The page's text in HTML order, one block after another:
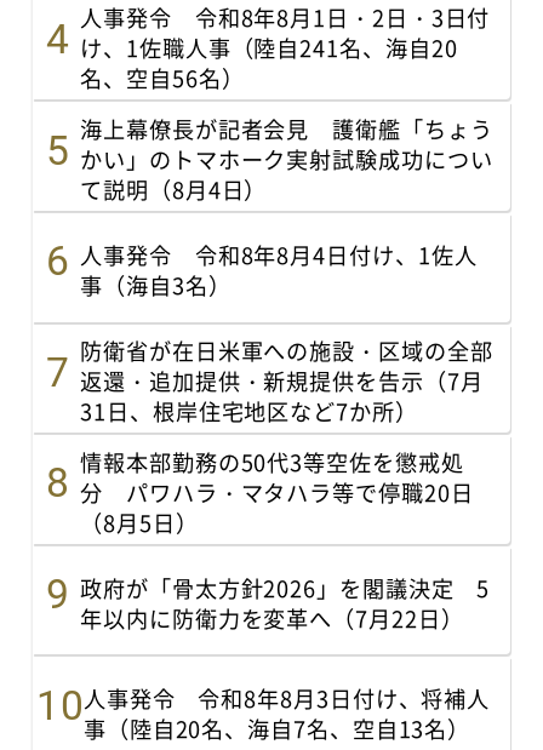
人事発令 令和8年8月1日・2日・3日付
け、1佐職人事（陸自241名、海自20
名、空自56名）
海上幕僚長が記者会見 護衛艦「ちょう
かい」のトマホーク実射試験成功につい
て説明（8月4日）
人事発令 令和8年8月4日付け、1佐人
事（海自3名）
防衛省が在日米軍への施設・区域の全部
返還・追加提供・新規提供を告示（7月
31日、根岸住宅地区など7か所）
情報本部勤務の50代3等空佐を懲戒処
分 パワハラ・マタハラ等で停職20日
（8月5日）
政府が「骨太方針2026」を閣議決定 5
年以内に防衛力を変革へ（7月22日）
人事発令 令和8年8月3日付け、将補人
事（陸自20名、海自7名、空自13名）